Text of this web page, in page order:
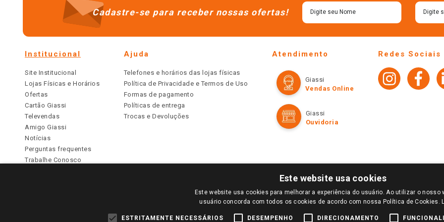
Cadastre-se para receber nossas ofertas!
Institucional
Site Institucional
Lojas Físicas e Horários
Ofertas
Cartão Giassi
Televendas
Amigo Giassi
Notícias
Perguntas frequentes
Trabalhe Conosco
Ajuda
Telefones e horários das lojas físicas
Política de Privacidade e Termos de Uso
Formas de pagamento
Políticas de entrega
Trocas e Devoluções
Atendimento
Giassi
Vendas Online
Giassi
Ouvidoria
Redes Sociais
PARA VER OS PREÇOS DA SUA REGIÃO, FAÇA LOGIN E SELECIONE A LOJA DE SUA PREFERÊNCIA. SOMENTE APÓS O LOGIN, OS PREÇOS
TODOS OS PREÇOS E CONDIÇÕES COMERCIAIS DESTE SITE SÃO VÁLIDOS APENAS PARA COMPRAS REALIZADAS NO GIASSI.COM.BR E NA LOJA
DE BUSCAS.
Este website usa cookies
Este website usa cookies para melhorar a experiência do usuário. Ao utilizar o nosso
usuário concorda com todos os cookies de acordo com nossa Política de Cookies.
ESTRITAMENTE NECESSÁRIOS DESEMPENHO DIRECIONAMENTO